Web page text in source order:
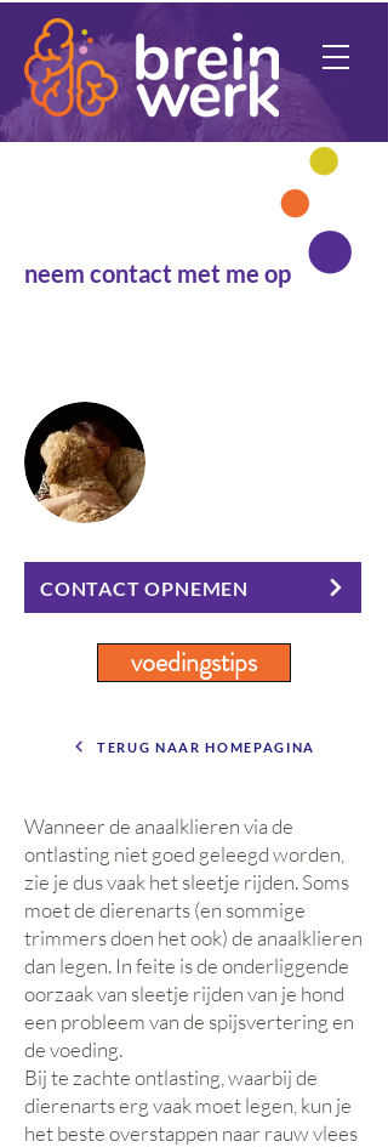
neem contact met me op
CONTACT OPNEMEN
voedingstips
TERUG NAAR HOMEPAGINA
Wanneer de anaalklieren via de
ontlasting niet goed geleegd worden,
zie je dus vaak het sleetje rijden. Soms
moet de dierenarts (en sommige
trimmers doen het ook) de anaalklieren
dan legen. In feite is de onderliggende
oorzaak van sleetje rijden van je hond
een probleem van de spijsvertering en
de voeding.
Bij te zachte ontlasting, waarbij de
dierenarts erg vaak moet legen, kun je
het beste overstappen naar rauw vlees